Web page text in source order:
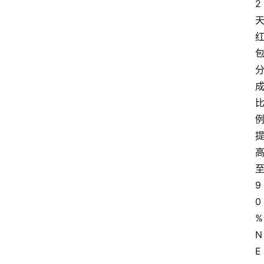
2
天
红
包
分
成
比
例
提
高
至
9
0
%
N
E